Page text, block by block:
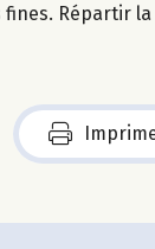
Répartir